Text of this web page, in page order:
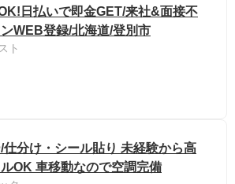
日払いで即金GET/来社&面接不
WEB登録/北海道/登別市
ト
仕分け・シール貼り 未経験から高
OK 車移動なので空調完備